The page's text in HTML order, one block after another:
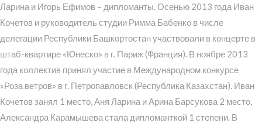
Ларина и Игорь Ефимов – дипломанты. Осенью 2013 года Иван
Кочетов и руководитель студии Римма Бабенко в числе
делегации Республики Башкортостан участвовали в концерте в
штаб-квартире «Юнеско» в г. Париж (Франция). В ноябре 2013
года коллектив принял участие в Международном конкурсе
«Роза ветров» в г. Петропавловск (Республика Казахстан). Иван
Кочетов занял 1 место, Аня Ларина и Арина Барсукова 2 место,
Александра Карамышева стала дипломанткой 1 степени. В